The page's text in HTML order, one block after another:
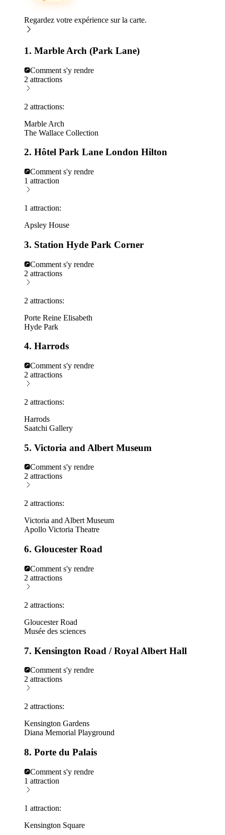
Regardez votre expérience sur la carte.
1. Marble Arch (Park Lane)
Comment s'y rendre
2 attractions
2 attractions:
Marble Arch
The Wallace Collection
2. Hôtel Park Lane London Hilton
Comment s'y rendre
1 attraction
1 attraction:
Apsley House
3. Station Hyde Park Corner
Comment s'y rendre
2 attractions
2 attractions:
Porte Reine Elisabeth
Hyde Park
4. Harrods
Comment s'y rendre
2 attractions
2 attractions:
Harrods
Saatchi Gallery
5. Victoria and Albert Museum
Comment s'y rendre
2 attractions
2 attractions:
Victoria and Albert Museum
Apollo Victoria Theatre
6. Gloucester Road
Comment s'y rendre
2 attractions
2 attractions:
Gloucester Road
Musée des sciences
7. Kensington Road / Royal Albert Hall
Comment s'y rendre
2 attractions
2 attractions:
Kensington Gardens
Diana Memorial Playground
8. Porte du Palais
Comment s'y rendre
1 attraction
1 attraction:
Kensington Square